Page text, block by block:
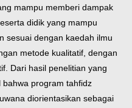
mampu memberi dampak
didik yang mampu
sesuai dengan kaedah ilmu
metode kualitatif, dengan
Dari hasil penelitian yang
program tahfidz
diorientasikan sebagai